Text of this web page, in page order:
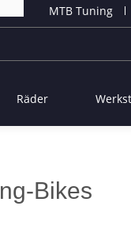
MTB Tuning
Räder
Bikes